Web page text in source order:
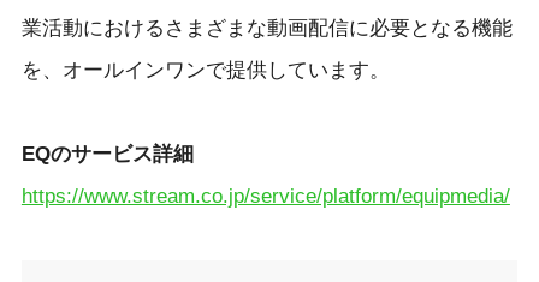
業活動におけるさまざまな動画配信に必要となる機能
を、オールインワンで提供しています。
EQのサービス詳細
https://www.stream.co.jp/service/platform/equipmedia/